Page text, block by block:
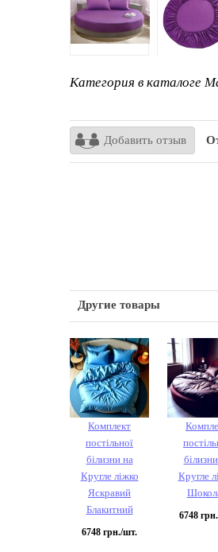
Категория в каталоге
Добавить отзыв
Другие товары
Комплект
постільної
білизни на
Кругле ліжко
Яскравий
Блакитний
6748 грн./шт.
Кругле
6748